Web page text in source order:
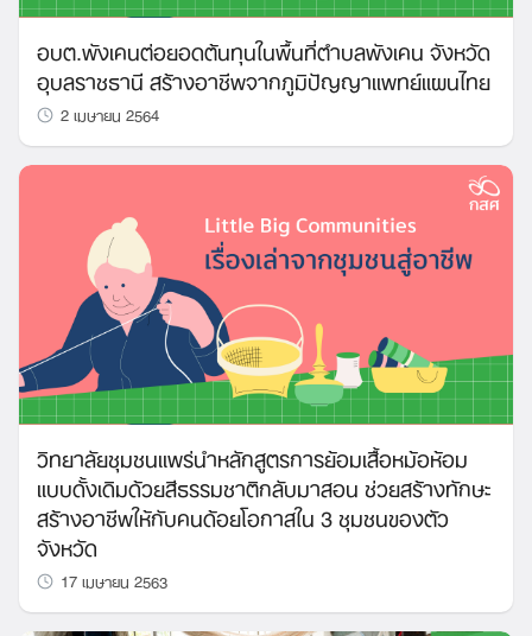
อบต.พังเคนต่อยอดต้นทุนในพื้นที่ตำบลพังเคน จังหวัด
อุบลราชธานี สร้างอาชีพจากภูมิปัญญาแพทย์แผนไทย
2 เมษายน 2564
วิทยาลัยชุมชนแพร่นำหลักสูตรการย้อมเสื้อหม้อห้อม
แบบดั้งเดิมด้วยสีธรรมชาติกลับมาสอน ช่วยสร้างทักษะ
สร้างอาชีพให้กับคนด้อยโอกาสใน 3 ชุมชนของตัว
จังหวัด
17 เมษายน 2563